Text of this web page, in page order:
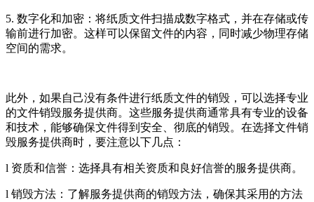
5. 数字化和加密：将纸质文件扫描成数字格式，并在存储或传
输前进行加密。这样可以保留文件的内容，同时减少物理存储
空间的需求。
此外，如果自己没有条件进行纸质文件的销毁，可以选择专业
的文件销毁服务提供商。这些服务提供商通常具有专业的设备
和技术，能够确保文件得到安全、彻底的销毁。在选择文件销
毁服务提供商时，要注意以下几点：
l 资质和信誉：选择具有相关资质和良好信誉的服务提供商。
l 销毁方法：了解服务提供商的销毁方法，确保其采用的方法